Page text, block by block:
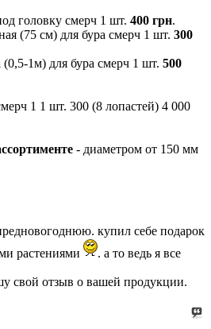
головку смерч 1 шт. 400 грн.
(75 см) для бура смерч 1 шт. 300
(0,5-1м) для бура смерч 1 шт. 500
1 1 шт. 300 (8 лопастей) 4 000
- диаметром от 150 мм
купил себе подарок
растениями
. а то ведь я все
свой отзыв о вашей продукции.